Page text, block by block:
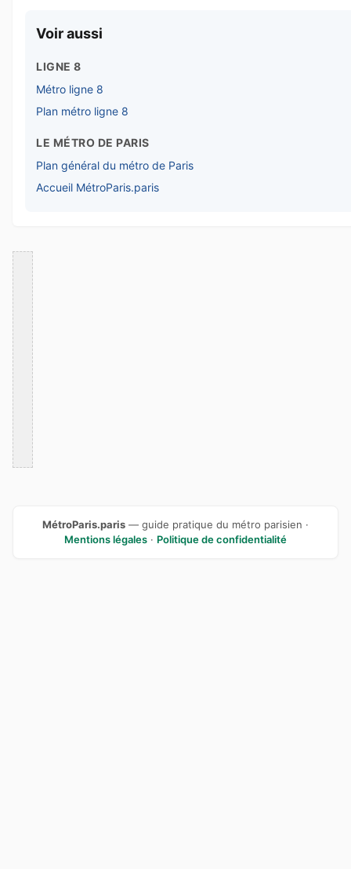
Voir aussi
LIGNE 8
Métro ligne 8
Plan métro ligne 8
LE MÉTRO DE PARIS
Plan général du métro de Paris
Accueil MétroParis.paris
MétroParis.paris — guide pratique du métro parisien ·
Mentions légales · Politique de confidentialité